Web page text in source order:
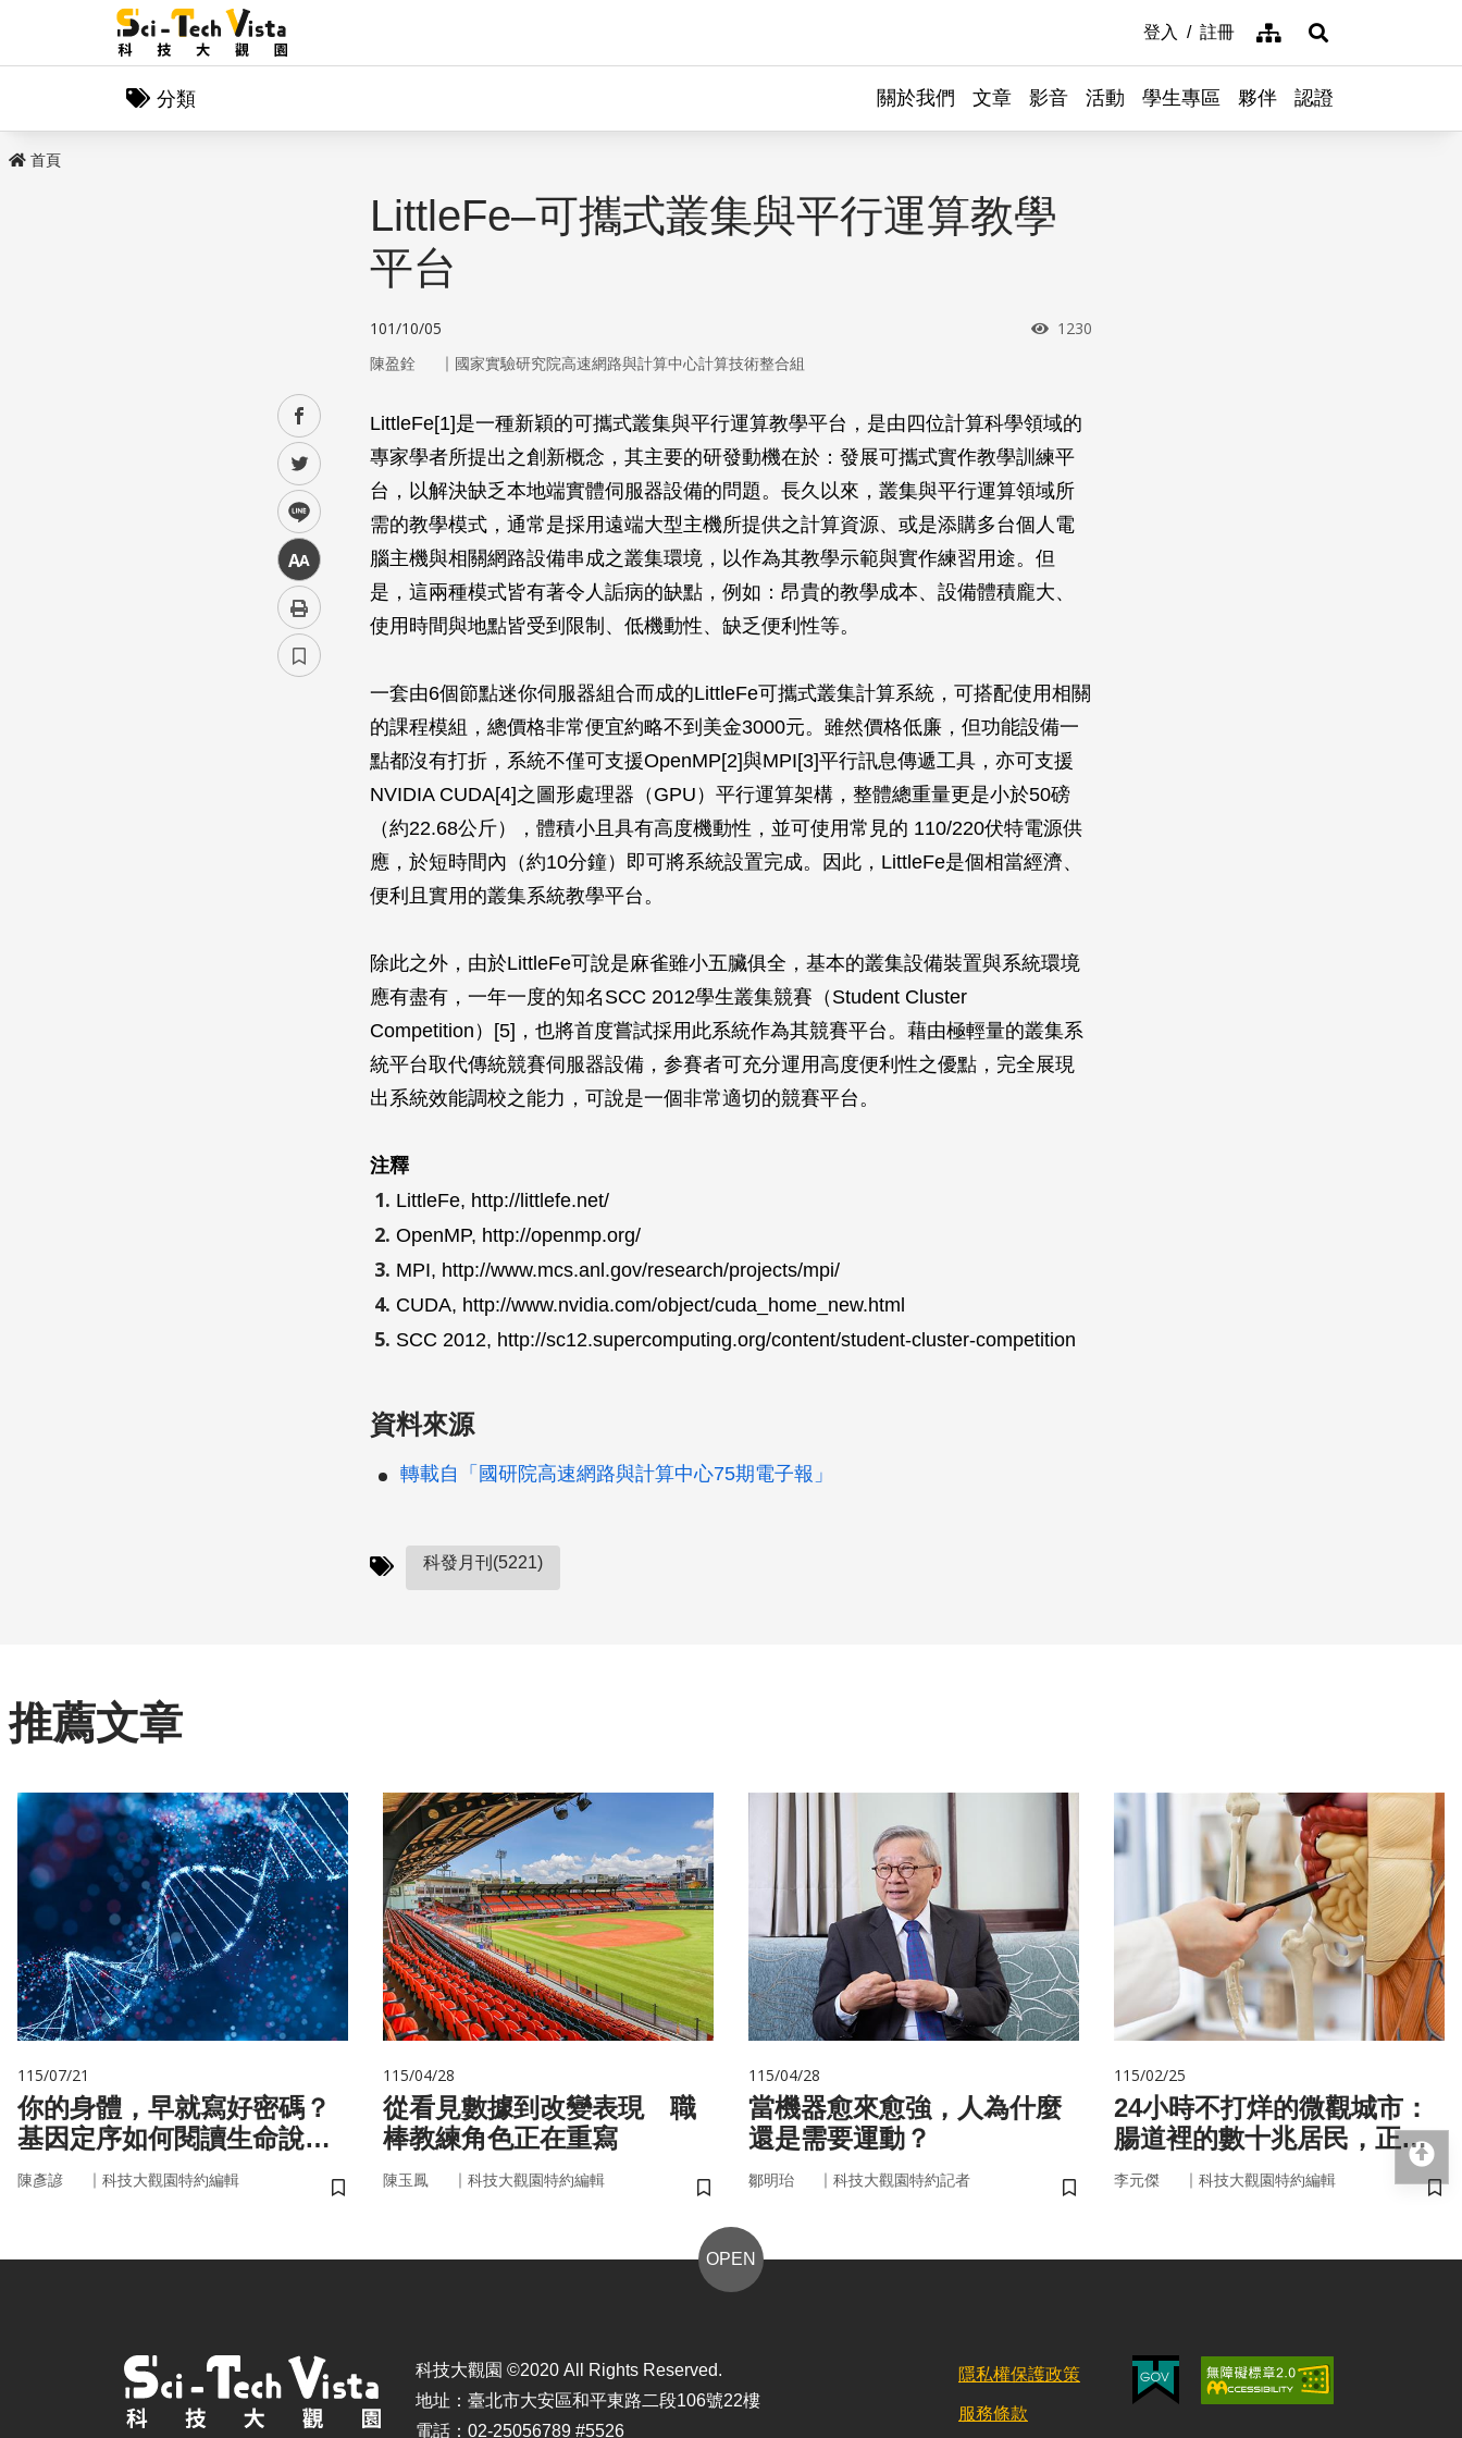
登入 註冊 網站導覽展開搜尋
分類 關於我們 文章 影音 活動 學生專區 夥伴 認證
首頁
facebook
twitter
line
中
LittleFe–可攜式叢集與平行運算教學
平台
101/10/05 瀏覽次數
1230
陳盈銓 ｜ 國家實驗研究院高速網路與計算中心計算技術整合組
LittleFe[1]是一種新穎的可攜式叢集與平行運算教學平台，是由四位計算科學領域的
專家學者所提出之創新概念，其主要的研發動機在於：發展可攜式實作教學訓練平
台，以解決缺乏本地端實體伺服器設備的問題。長久以來，叢集與平行運算領域所
需的教學模式，通常是採用遠端大型主機所提供之計算資源、或是添購多台個人電
腦主機與相關網路設備串成之叢集環境，以作為其教學示範與實作練習用途。但
是，這兩種模式皆有著令人詬病的缺點，例如：昂貴的教學成本、設備體積龐大、
使用時間與地點皆受到限制、低機動性、缺乏便利性等。
一套由6個節點迷你伺服器組合而成的LittleFe可攜式叢集計算系統，可搭配使用相關
的課程模組，總價格非常便宜約略不到美金3000元。雖然價格低廉，但功能設備一
點都沒有打折，系統不僅可支援OpenMP[2]與MPI[3]平行訊息傳遞工具，亦可支援
NVIDIA CUDA[4]之圖形處理器（GPU）平行運算架構，整體總重量更是小於50磅
（約22.68公斤），體積小且具有高度機動性，並可使用常見的 110/220伏特電源供
應，於短時間內（約10分鐘）即可將系統設置完成。因此，LittleFe是個相當經濟、
便利且實用的叢集系統教學平台。
除此之外，由於LittleFe可說是麻雀雖小五臟俱全，基本的叢集設備裝置與系統環境
應有盡有，一年一度的知名SCC 2012學生叢集競賽（Student Cluster
Competition）[5]，也將首度嘗試採用此系統作為其競賽平台。藉由極輕量的叢集系
統平台取代傳統競賽伺服器設備，参賽者可充分運用高度便利性之優點，完全展現
出系統效能調校之能力，可說是一個非常適切的競賽平台。
注釋
LittleFe, http://littlefe.net/
OpenMP, http://openmp.org/
MPI, http://www.mcs.anl.gov/research/projects/mpi/
CUDA, http://www.nvidia.com/object/cuda_home_new.html
SCC 2012, http://sc12.supercomputing.org/content/student-cluster-competition
資料來源
轉載自「國研院高速網路與計算中心75期電子報」
科發月刊(5221)
推薦文章
115/07/21
你的身體，早就寫好密碼？
基因定序如何閱讀生命說明
書
陳彥諺 ｜ 科技大觀園特約編輯
儲存書籤
115/04/28
從看見數據到改變表現 職
棒教練角色正在重寫
陳玉鳳 ｜ 科技大觀園特約編輯
儲存書籤
115/04/28
當機器愈來愈強，人為什麼
還是需要運動？
鄒明珆 ｜ 科技大觀園特約記者
儲存書籤
115/02/25
24小時不打烊的微觀城市：
腸道裡的數十兆居民，正悄
悄掌管你的大腦與健康
李元傑 ｜ 科技大觀園特約編輯
儲
OPEN
科技大觀園 ©2020 All Rights Reserved.
地址：臺北市大安區和平東路二段106號22樓
電話：02-25056789 #5526
隱私權保護政策
服務條款
回